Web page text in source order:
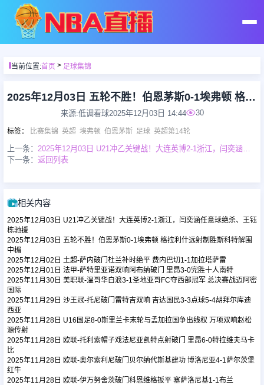
首页
足球直播
篮球直播
足球录像
足球集锦
篮球集锦
足球新闻
篮球新闻
当前位置:首页> 足球集锦
2025年12月03日 五轮不胜！伯恩茅斯0-1埃弗顿 格拉利什远射制胜斯科特解围中楣
来源:低调看球2025年12月03日 14:44 30
标签： 比赛集锦 英超 埃弗顿 伯恩茅斯 足球 英超第14轮
上一条：
下一条： 返回列表
相关内容
2025年12月03日 U21冲乙关键战！大连英博2-1浙江，闫奕涵任意球绝杀、王钰
栋驰援
2025年12月03日 五轮不胜！伯恩茅斯0-1埃弗顿 格拉利什远射制胜斯科特解围
中楣
2025年12月02日 土超-萨内破门杜兰补时绝平 费内巴切1-1加拉塔萨雷
2025年12月01日 法甲-萨特里亚诺双响阿布纳破门 里昂3-0完胜十人南特
2025年11月30日 美职联-温哥华白浪3-1圣地亚哥FC夺西部冠军 总决赛战迈阿密
国际
2025年11月29日 沙王冠-托尼破门雷特吉双响 吉达国民3-3点球5-4胡拜尔库迪
西亚
2025年11月28日 U16国足8-0斯里兰卡末轮与孟加拉国争出线权 万项双响赵松
源传射
2025年11月28日 欧联-托利索帽子戏法尼亚凯特点射破门 里昂6-0特拉维夫马卡
比
2025年11月28日 欧联-奥尔索利尼破门贝尔纳代斯基建功 博洛尼亚4-1萨尔茨堡
红牛
2025年11月28日 欧联-伊万努舍茨破门科恩维格扳平 塞萨洛尼基1-1布兰